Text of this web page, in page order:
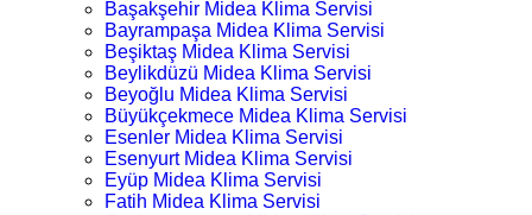
Başakşehir Midea Klima Servisi
Bayrampaşa Midea Klima Servisi
Beşiktaş Midea Klima Servisi
Beylikdüzü Midea Klima Servisi
Beyoğlu Midea Klima Servisi
Büyükçekmece Midea Klima Servisi
Esenler Midea Klima Servisi
Esenyurt Midea Klima Servisi
Eyüp Midea Klima Servisi
Fatih Midea Klima Servisi